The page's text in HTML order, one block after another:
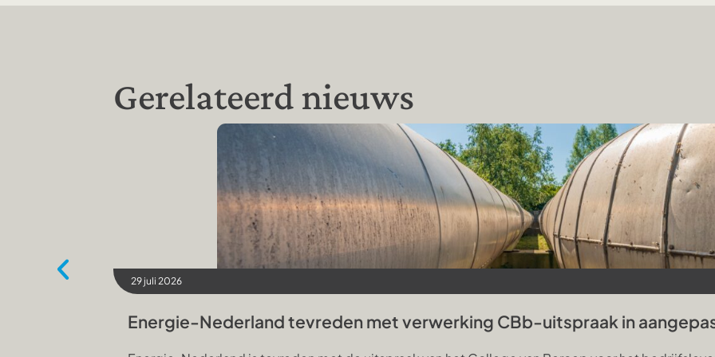
Gerelateerd nieuws
29 juli 2026
Energie-Nederland tevreden met verwerking CBb-uitspraak in